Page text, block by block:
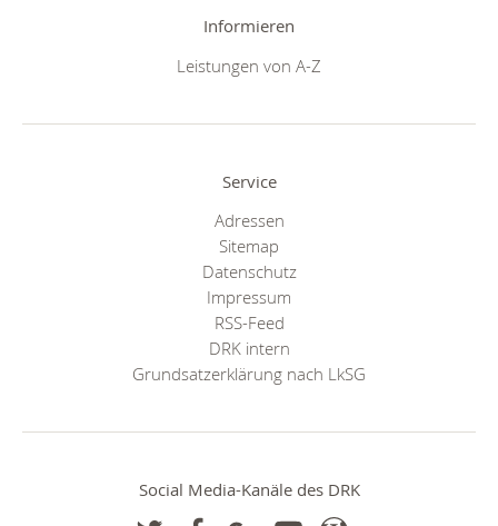
Informieren
Leistungen von A-Z
Service
Adressen
Sitemap
Datenschutz
Impressum
RSS-Feed
DRK intern
Grundsatzerklärung nach LkSG
Social Media-Kanäle des DRK